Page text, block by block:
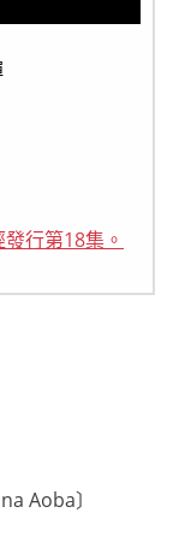
發行第18集。
Aoba〕